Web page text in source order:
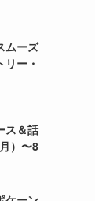
ムーズ
ー・
ス＆話
）〜8